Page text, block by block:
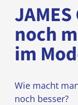
JAMES
noch
im
Wie macht
noch besser?